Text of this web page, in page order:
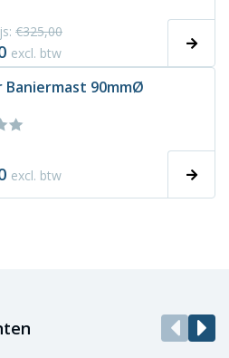
€325,00
excl. btw
Baniermast 90mmØ
excl. btw